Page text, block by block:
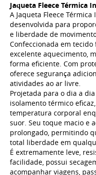
Jaqueta Fleece Térmica
A Jaqueta Fleece
desenvolvida para
e liberdade de
Confeccionada em tecido
excelente aquecimento,
forma eficiente. Com
oferece segurança
atividades ao ar livre.
Projetada para o dia a
isolamento térmico
temperatura corporal
suor. Seu toque macio e
prolongado, permitindo
total liberdade em
É extremamente leve,
facilidade, possui
acompanhar viagens,